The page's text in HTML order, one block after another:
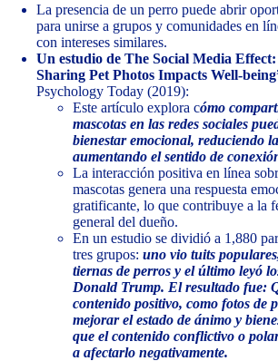
La presencia de un perro puede abrir
para unirse a grupos y comunidades en
con intereses similares.
Un estudio de The Social Media
Sharing Pet Photos Impacts Well-
Psychology Today (2019):
Este artículo explora cómo
mascotas en las redes sociales
bienestar emocional, reduciendo
aumentando el sentido de
La interacción positiva en línea
mascotas genera una respuesta
gratificante, lo que contribuye a la
general del dueño.
En un estudio se dividió a 1,880
tres grupos: uno vio tuits
tiernas de perros y el último leyó
Donald Trump. El resultado fue:
contenido positivo, como fotos de
mejorar el estado de ánimo y
que el contenido conflictivo o
a afectarlo negativamente.